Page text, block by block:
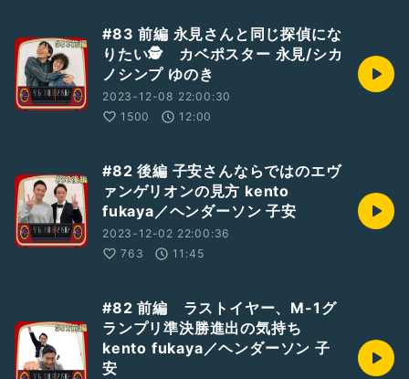
#83 前編 永見さんと同じ探偵にな
りたい🕵 カベポスター 永見/シカ
ノシンプ ゆのき
2023-12-08 22:00:30
1500
12:00
#82 後編 子安さんならではのエヴ
ァンゲリオンの見方 kento
fukaya／ヘンダーソン 子安
2023-12-02 22:00:36
763
11:45
#82 前編 ラストイヤー、M-1グ
ランプリ準決勝進出の気持ち
kento fukaya／ヘンダーソン 子
安